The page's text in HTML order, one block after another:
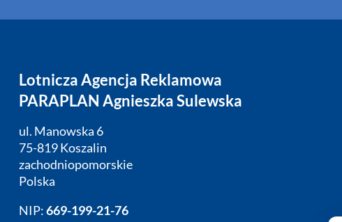
Lotnicza Agencja Reklamowa
PARAPLAN Agnieszka Sulewska
ul. Manowska 6
75-819 Koszalin
zachodniopomorskie
Polska
NIP:669-199-21-76